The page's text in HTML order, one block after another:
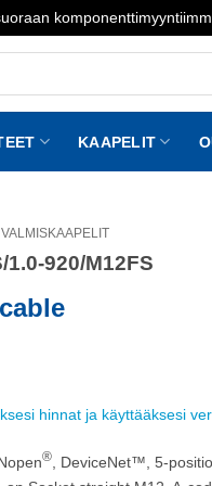
KAAPELIT
VALMISKAAPELIT
1.0-920/M12FS
hinnat ja käyttääksesi
® , DeviceNet™, 5-